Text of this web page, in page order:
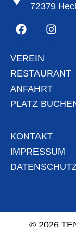
72379
VEREIN
RESTAURANT
ANFAHRT
PLATZ
KONTAKT
IMPRESSUM
© 2026